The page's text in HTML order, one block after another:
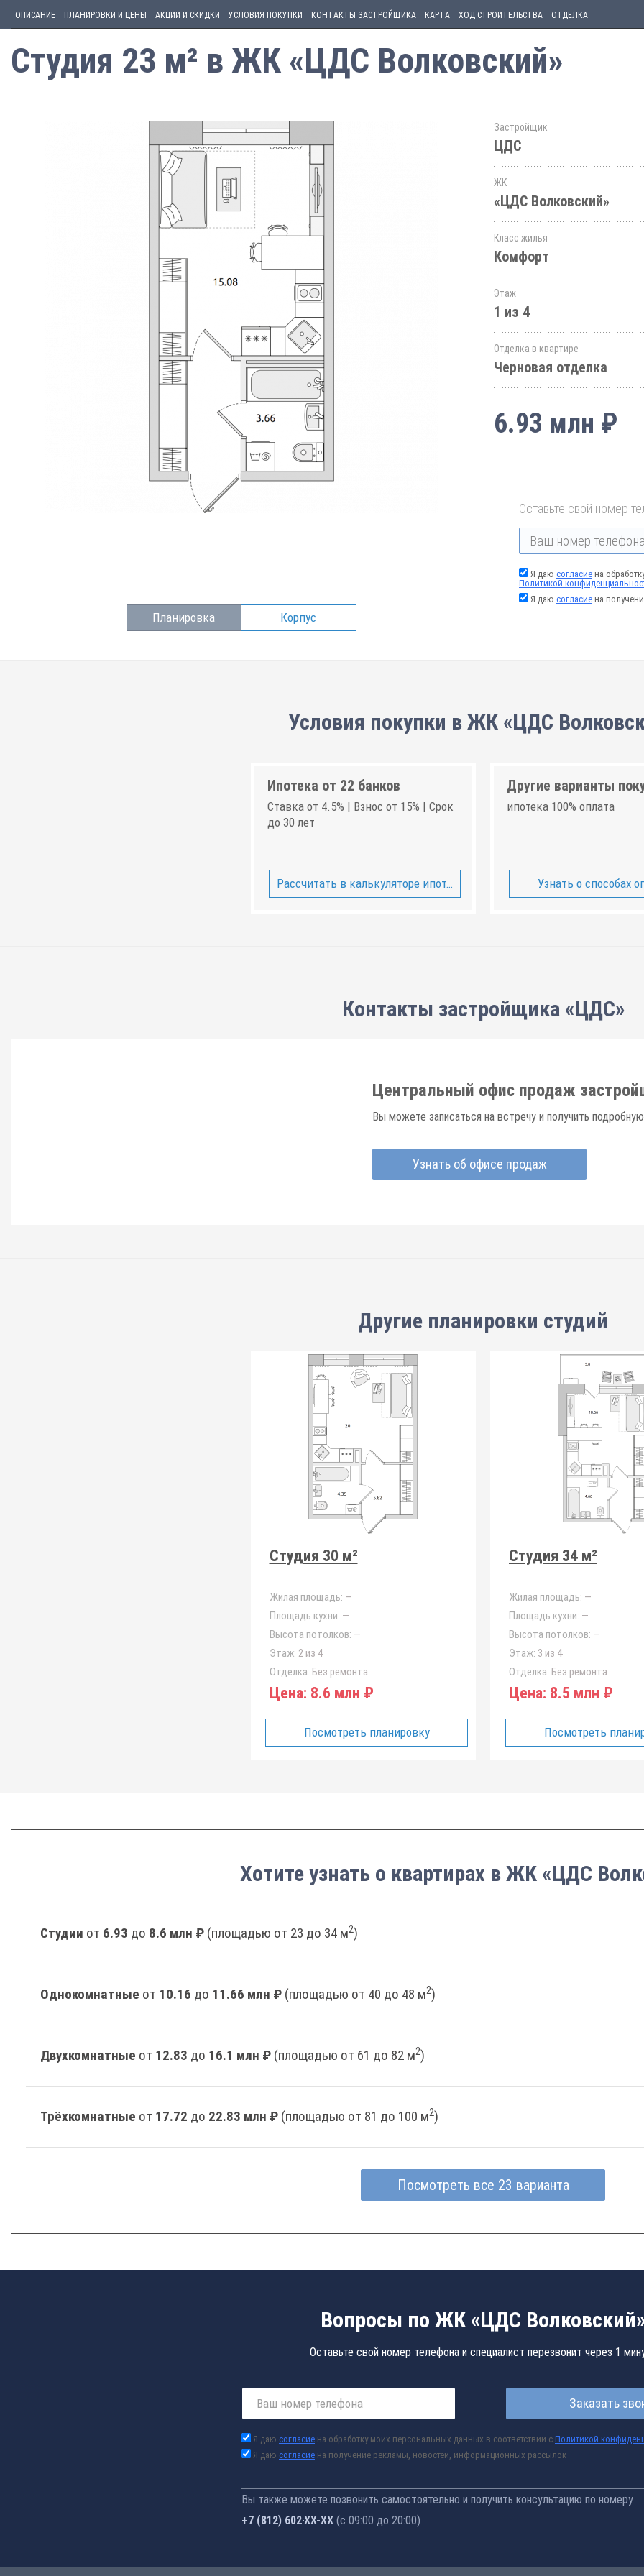
ОПИСАНИЕ ПЛАНИРОВКИ И ЦЕНЫ АКЦИИ И СКИДКИ УСЛОВИЯ ПОКУПКИ КОНТАКТЫ ЗАСТРОЙЩИКА КАРТА ХОД СТРОИТЕЛЬСТВА ОТДЕЛКА
Студия 23 м² в ЖК «ЦДС Волковский»
Планировка Корпус
Застройщик
ЦДС
ЖК
«ЦДС Волковский»
Класс жилья
Комфорт
Этаж
1 из 4
Отделка в квартире
Черновая отделка
6.93 млн ₽
Оставьте свой номер
Я даю согласие на
Политикой
Я даю согласие на
Условия покупки в ЖК «ЦДС
Ипотека от 22 банков
Ставка от 4.5% | Взнос от 15% | Срок
до 30 лет
Рассчитать в калькуляторе ипотеки
Другие варианты
ипотека 100% оплата
Узнать о способах
Контакты застройщика «ЦДС»
Центральный офис продаж
Вы можете записаться на встречу и получить
Узнать об офисе продаж
Другие планировки студий
Студия 30 м²
Жилая площадь: —
Площадь кухни: —
Высота потолков: —
Этаж: 2 из 4
Отделка: Без ремонта
Цена: 8.6 млн ₽
Посмотреть планировку
Студия 34 м²
Жилая площадь: —
Площадь кухни: —
Высота потолков: —
Этаж: 3 из 4
Отделка: Без ремонта
Цена: 8.5 млн ₽
Посмотреть
Хотите узнать о квартирах в ЖК «ЦДС
Студии от 6.93 до 8.6 млн ₽ (площадью от 23 до 34 м2)
Однокомнатные от 10.16 до 11.66 млн ₽ (площадью от 40 до 48 м2)
Двухкомнатные от 12.83 до 16.1 млн ₽ (площадью от 61 до 82 м2)
Трёхкомнатные от 17.72 до 22.83 млн ₽ (площадью от 81 до 100 м2)
Посмотреть все 23 варианта
Вопросы по ЖК «ЦДС
Оставьте свой номер телефона и специалист перезвонит через 1
Заказать
Я даю согласие на обработку моих персональных данных в соответствии с Политикой
Я даю согласие на получение рекламы, новостей, информационных рассылок
Вы также можете позвонить самостоятельно и получить консультацию по номеру
+7 (812) 602-44-77 (с 09:00 до 20:00)